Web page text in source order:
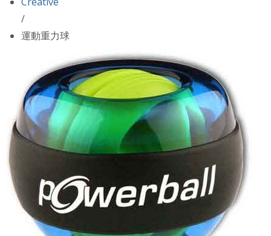
/
運動重力球